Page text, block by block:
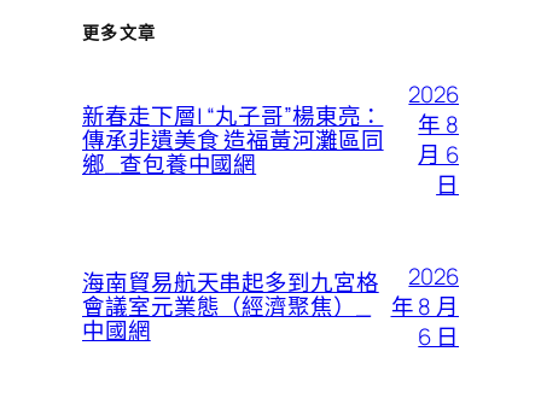
更多文章
新春走下層| “丸子哥”楊東亮：
傳承非遺美食 造福黃河灘區同
鄉_查包養中國網
2026
年 8
月 6
日
海南貿易航天串起多到九宮格
會議室元業態（經濟聚焦）_
中國網
2026
年 8 月
6 日